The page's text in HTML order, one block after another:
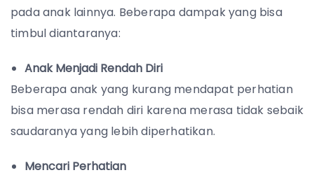
pada anak lainnya. Beberapa dampak yang bisa
timbul diantaranya:
Anak Menjadi Rendah Diri
Beberapa anak yang kurang mendapat perhatian
bisa merasa rendah diri karena merasa tidak sebaik
saudaranya yang lebih diperhatikan.
Mencari Perhatian